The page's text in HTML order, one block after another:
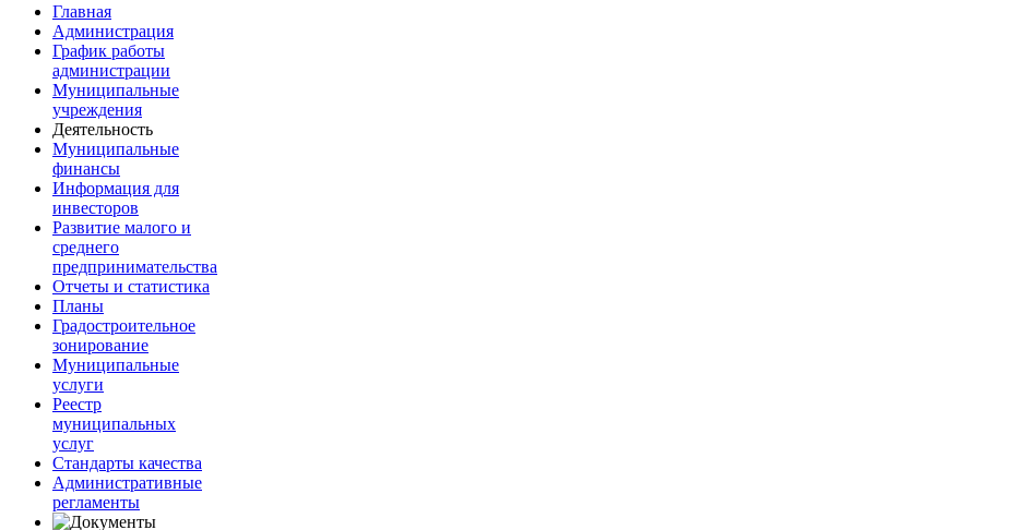
Главная
Администрация
График работы
администрации
Муниципальные
учреждения
Деятельность
Муниципальные
финансы
Информация для
инвесторов
Развитие малого и
среднего
предпринимательства
Отчеты и статистика
Планы
Градостроительное
зонирование
Муниципальные
услуги
Реестр
муниципальных
услуг
Стандарты качества
Административные
регламенты